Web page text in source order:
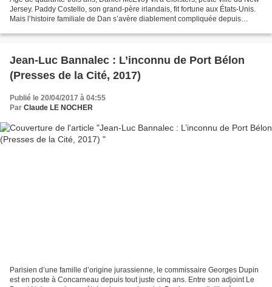
Jersey. Paddy Costello, son grand-père irlandais, fit fortune aux États-Unis.
Mais l’histoire familiale de Dan s’avère diablement compliquée depuis
Jean-Luc Bannalec : L’inconnu de Port Bélon
(Presses de la Cité, 2017)
Publié le 20/04/2017 à 04:55
Par Claude LE NOCHER
Parisien d’une famille d’origine jurassienne, le commissaire Georges Dupin
est en poste à Concarneau depuis tout juste cinq ans. Entre son adjoint Le